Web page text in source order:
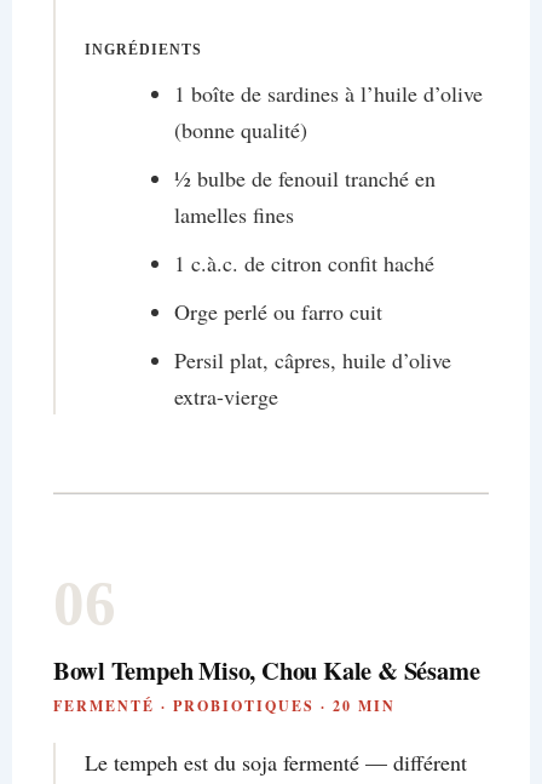
INGRÉDIENTS
1 boîte de sardines à l’huile d’olive
(bonne qualité)
½ bulbe de fenouil tranché en
lamelles fines
1 c.à.c. de citron confit haché
Orge perlé ou farro cuit
Persil plat, câpres, huile d’olive
extra-vierge
06
Bowl Tempeh Miso, Chou Kale & Sésame
FERMENTÉ · PROBIOTIQUES · 20 MIN
Le tempeh est du soja fermenté — différent